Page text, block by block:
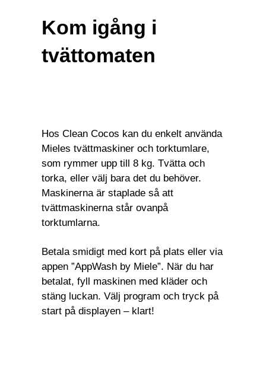
Kom igång i
tvättomaten
Hos Clean Cocos kan du enkelt använda
Mieles tvättmaskiner och torktumlare,
som rymmer upp till 8 kg. Tvätta och
torka, eller välj bara det du behöver.
Maskinerna är staplade så att
tvättmaskinerna står ovanpå
torktumlarna.
Betala smidigt med kort på plats eller via
appen ”AppWash by Miele”. När du har
betalat, fyll maskinen med kläder och
stäng luckan. Välj program och tryck på
start på displayen – klart!